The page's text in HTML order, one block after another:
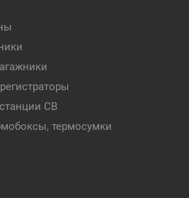
CB
термосумки